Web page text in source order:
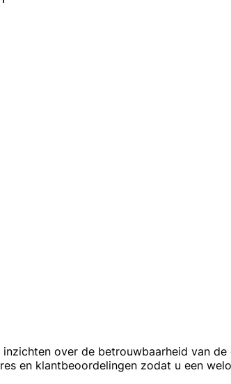
over de betrouwbaarheid van
en klantbeoordelingen zodat u een